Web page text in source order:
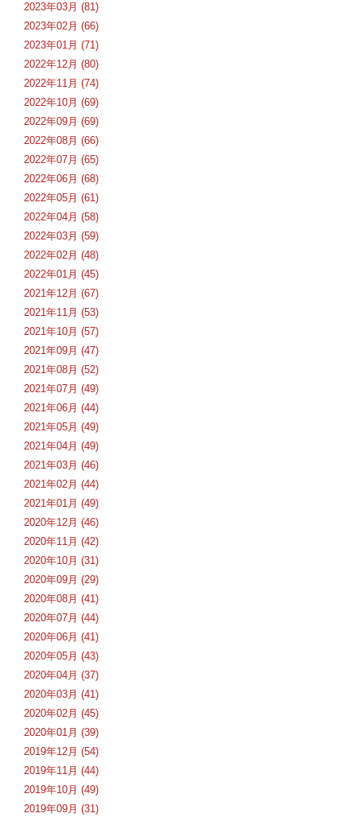
2023年03月 (81)
2023年02月 (66)
2023年01月 (71)
2022年12月 (80)
2022年11月 (74)
2022年10月 (69)
2022年09月 (69)
2022年08月 (66)
2022年07月 (65)
2022年06月 (68)
2022年05月 (61)
2022年04月 (58)
2022年03月 (59)
2022年02月 (48)
2022年01月 (45)
2021年12月 (67)
2021年11月 (53)
2021年10月 (57)
2021年09月 (47)
2021年08月 (52)
2021年07月 (49)
2021年06月 (44)
2021年05月 (49)
2021年04月 (49)
2021年03月 (46)
2021年02月 (44)
2021年01月 (49)
2020年12月 (46)
2020年11月 (42)
2020年10月 (31)
2020年09月 (29)
2020年08月 (41)
2020年07月 (44)
2020年06月 (41)
2020年05月 (43)
2020年04月 (37)
2020年03月 (41)
2020年02月 (45)
2020年01月 (39)
2019年12月 (54)
2019年11月 (44)
2019年10月 (49)
2019年09月 (31)